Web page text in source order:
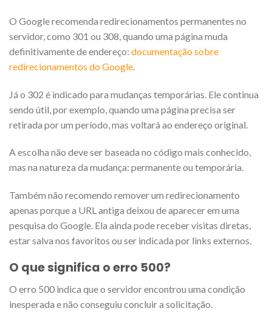
O Google recomenda redirecionamentos permanentes no
servidor, como 301 ou 308, quando uma página muda
definitivamente de endereço: documentação sobre
redirecionamentos do Google.
Já o 302 é indicado para mudanças temporárias. Ele continua
sendo útil, por exemplo, quando uma página precisa ser
retirada por um período, mas voltará ao endereço original.
A escolha não deve ser baseada no código mais conhecido,
mas na natureza da mudança: permanente ou temporária.
Também não recomendo remover um redirecionamento
apenas porque a URL antiga deixou de aparecer em uma
pesquisa do Google. Ela ainda pode receber visitas diretas,
estar salva nos favoritos ou ser indicada por links externos.
O que significa o erro 500?
O erro 500 indica que o servidor encontrou uma condição
inesperada e não conseguiu concluir a solicitação.